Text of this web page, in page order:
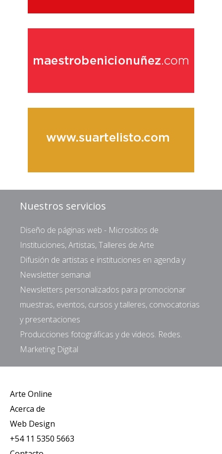
Nuestros servicios
Diseño de páginas web - Micrositios de
Instituciones, Artistas, Talleres de Arte
Difusión de artistas e instituciones en agenda y
Newsletter semanal
Newsletters personalizados para promocionar
muestras, eventos, cursos y talleres, convocatorias
y presentaciones
Producciones fotográficas y de videos. Redes.
Marketing Digital
Arte Online
Acerca de
Web Design
+54 11 5350 5663